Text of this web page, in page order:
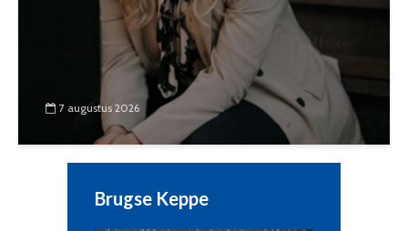
7 augustus 2026
Brugse Keppe